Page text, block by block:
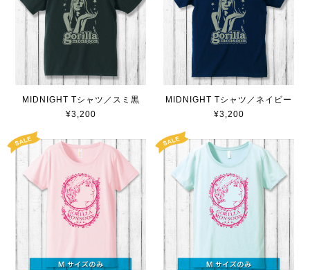
MIDNIGHT Tシャツ／スミ黒
¥3,200
MIDNIGHT Tシャツ／ネイビー
¥3,200